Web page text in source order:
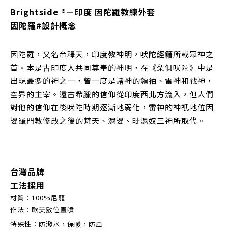
Brightside ®－印度 因陀羅教練外套
因陀羅#設計概念
因陀羅，又名帝釋天，印度教神明， 吠陀經籍所載眾神之
首。本是古印度人共同尊奉的神明 ，在《梨俱吠陀》中是
出現最多的神之一，曾一度是諸神的領袖 、 雷神和戰神 ，
空界的主宰。遠古希臘的信仰從印度西北方流入，但人們
對他的信仰在後吠陀時期逐漸地弱化，雷神的神祇地位因
婆羅門教修改之後的梵天 、 濕婆 、 毗濕奴三神所取代 。
台灣品牌
工法採用
材質：100%尼龍
作法：歐美數位直噴
特殊性：防潑水，保暖，防風